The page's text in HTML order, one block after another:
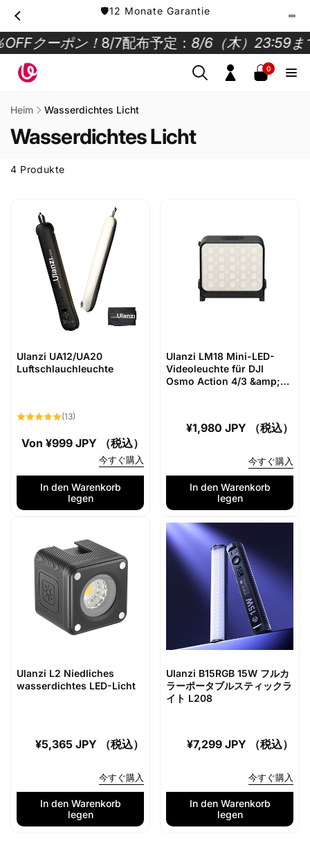
zum
🛡️12 Monate Garantie
クーポン！ 8/7配布予定： 8/6（木）23:59ま
Einloggen
0
Artikel
Heim Wasserdichtes Licht
Wasserdichtes Licht
4 Produkte
Ulanzi UA12/UA20
Luftschlauchleuchte
(13)
Normaler
Von ¥999 JPY （税込）
今すぐ購入
In den Warenkorb
legen
Ulanzi LM18 Mini-LED-
Videoleuchte für DJI
Osmo Action 4/3 &amp;
Normaler
¥1,980 JPY （税込）
今すぐ購入
In den Warenkorb
legen
Ulanzi L2 Niedliches
wasserdichtes LED-Licht
Normaler
¥5,365 JPY （税込）
今すぐ購入
In den Warenkorb
legen
Ulanzi B15RGB 15W フルカ
ラーポータブルスティックラ
イト L208
Normaler
¥7,299 JPY （税込）
今すぐ購入
In den Warenkorb
legen